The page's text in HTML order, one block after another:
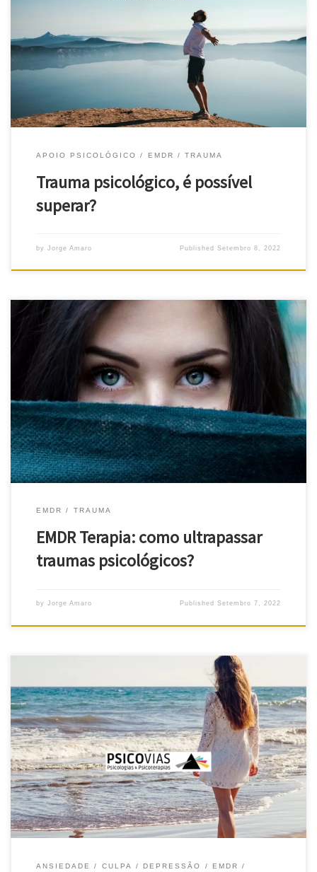
Trauma psicológico – pensar nele mesmo quando não se quer Um
trauma psicológico pode traduzir-se numa perturbação muitas
vezes crónica, que traz grande sofrimento à vida de uma pessoa.
E esta volta como que a experienciar o acontecimento traumático.
Fazem tudo para evitar as situações que lhe fazem lembrar a […]
APOIO PSICOLÓGICO EMDR TRAUMA
Trauma psicológico, é possível
superar?
by Jorge Amaro PublishedSetembro 8, 2022
EMDR Terapia e a Metáfora do Software Informático Com EMDR
Terapia, “todo o nosso sistema cerebral é scaneado”. Corrigem-
se, assim, erros de arquivamento malsucedido, ficam restaurados
“ficheiros emocionais corrompidos”. No término do respetivo
protocolo, aparecem como que mensagens que são semelhantes
às que aparecem no final de uma intervenção de […]
EMDR TRAUMA
EMDR Terapia: como ultrapassar
traumas psicológicos?
by Jorge Amaro PublishedSetembro 7, 2022
Curar trauma sem medicamentos: é possível? Curar trauma sem
medicamentos. Quer, naturalmente, saber uma resposta, ou seja,
se pode superar sem recorrer à medicação. Sim, é possível com
EMDR! Realmente, os métodos psicoterapêuticos, utilizados no
tratamento do trauma, são muito mais eficazes que os “métodos
medicamentosos”. Curar trauma sem […]
ANSIEDADE CULPA DEPRESSÃO EMDR